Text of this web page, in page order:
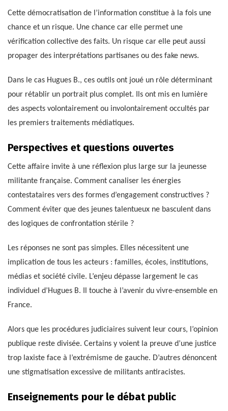
Cette démocratisation de l’information constitue à la fois une
chance et un risque. Une chance car elle permet une
vérification collective des faits. Un risque car elle peut aussi
propager des interprétations partisanes ou des fake news.
Dans le cas Hugues B., ces outils ont joué un rôle déterminant
pour rétablir un portrait plus complet. Ils ont mis en lumière
des aspects volontairement ou involontairement occultés par
les premiers traitements médiatiques.
Perspectives et questions ouvertes
Cette affaire invite à une réflexion plus large sur la jeunesse
militante française. Comment canaliser les énergies
contestataires vers des formes d’engagement constructives ?
Comment éviter que des jeunes talentueux ne basculent dans
des logiques de confrontation stérile ?
Les réponses ne sont pas simples. Elles nécessitent une
implication de tous les acteurs : familles, écoles, institutions,
médias et société civile. L’enjeu dépasse largement le cas
individuel d’Hugues B. Il touche à l’avenir du vivre-ensemble en
France.
Alors que les procédures judiciaires suivent leur cours, l’opinion
publique reste divisée. Certains y voient la preuve d’une justice
trop laxiste face à l’extrémisme de gauche. D’autres dénoncent
une stigmatisation excessive de militants antiracistes.
Enseignements pour le débat public